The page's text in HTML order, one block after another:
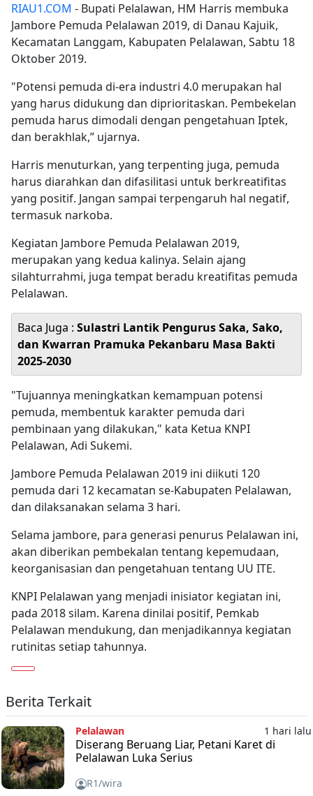
RIAU1.COM - Bupati Pelalawan, HM Harris membuka
Jambore Pemuda Pelalawan 2019, di Danau Kajuik,
Kecamatan Langgam, Kabupaten Pelalawan, Sabtu 18
Oktober 2019.
"Potensi pemuda di-era industri 4.0 merupakan hal
yang harus didukung dan diprioritaskan. Pembekelan
pemuda harus dimodali dengan pengetahuan Iptek,
dan berakhlak,” ujarnya.
Harris menuturkan, yang terpenting juga, pemuda
harus diarahkan dan difasilitasi untuk berkreatifitas
yang positif. Jangan sampai terpengaruh hal negatif,
termasuk narkoba.
Kegiatan Jambore Pemuda Pelalawan 2019,
merupakan yang kedua kalinya. Selain ajang
silahturrahmi, juga tempat beradu kreatifitas pemuda
Pelalawan.
Baca Juga : Sulastri Lantik Pengurus Saka, Sako,
dan Kwarran Pramuka Pekanbaru Masa Bakti
2025-2030
"Tujuannya meningkatkan kemampuan potensi
pemuda, membentuk karakter pemuda dari
pembinaan yang dilakukan," kata Ketua KNPI
Pelalawan, Adi Sukemi.
Jambore Pemuda Pelalawan 2019 ini diikuti 120
pemuda dari 12 kecamatan se-Kabupaten Pelalawan,
dan dilaksanakan selama 3 hari.
Selama jambore, para generasi penurus Pelalawan ini,
akan diberikan pembekalan tentang kepemudaan,
keorganisasian dan pengetahuan tentang UU ITE.
KNPI Pelalawan yang menjadi inisiator kegiatan ini,
pada 2018 silam. Karena dinilai positif, Pemkab
Pelalawan mendukung, dan menjadikannya kegiatan
rutinitas setiap tahunnya.
Berita Terkait
Pelalawan 1 hari lalu
Diserang Beruang Liar, Petani Karet di
Pelalawan Luka Serius
R1/wira